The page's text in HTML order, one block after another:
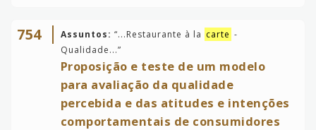
754 Assuntos: “...Restaurante à la carte -
Qualidade...”
Proposição e teste de um modelo
para avaliação da qualidade
percebida e das atitudes e intenções
comportamentais de consumidores